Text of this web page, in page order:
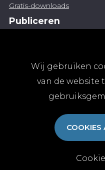
Wij gebruiken
van de website
COOKIES
Gratis-downloads
Publiceren
Abonnementen
Algemene